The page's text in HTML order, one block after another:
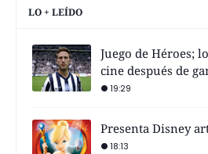
LO + LEÍDO
Juego de Héroes;
cine después de
19:29
Presenta Disney
18:13